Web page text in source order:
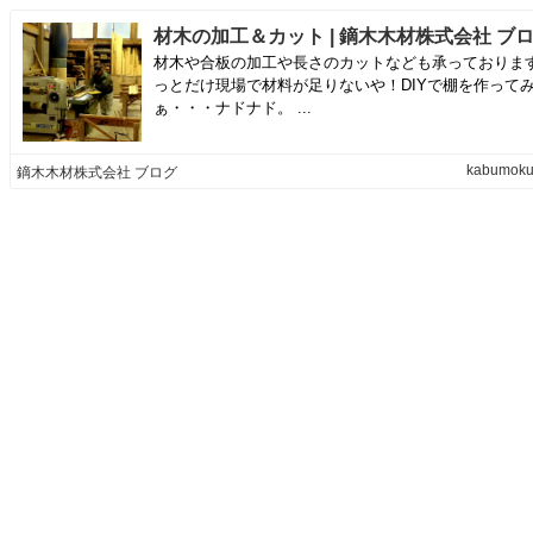
材木の加工＆カット | 鏑木木材株式会社 ブ
材木や合板の加工や長さのカットなども承っておりま
っとだけ現場で材料が足りないや！DIYで棚を作って
ぁ・・・ナドナド。 ...
鏑木木材株式会社 ブログ